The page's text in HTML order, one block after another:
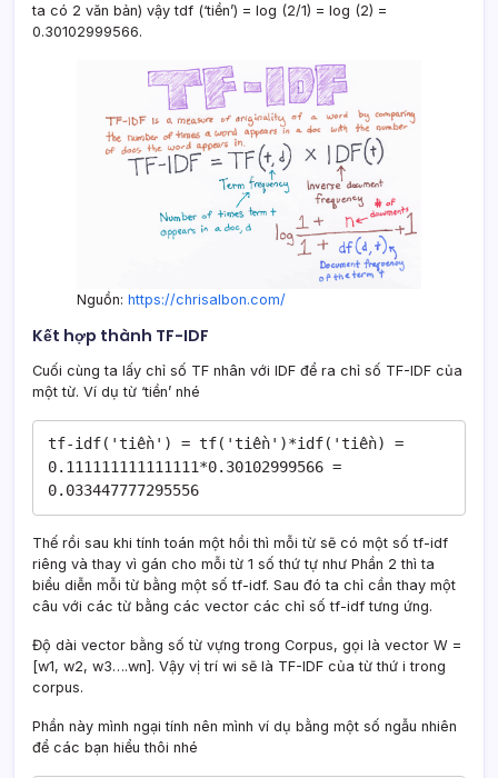
ta có 2 văn bản) vậy tdf (‘tiền’) = log (2/1) = log (2) =
0.30102999566.
Nguồn: https://chrisalbon.com/
Kết hợp thành TF-IDF
Cuối cùng ta lấy chỉ số TF nhân với IDF để ra chỉ số TF-IDF của
một từ. Ví dụ từ ‘tiền’ nhé
tf-idf('tiền') = tf('tiền')*idf('tiền) =
0.111111111111111*0.30102999566 =
0.033447777295556
Thế rồi sau khi tính toán một hồi thì mỗi từ sẽ có một số tf-idf
riêng và thay vì gán cho mỗi từ 1 số thứ tự như Phần 2 thì ta
biểu diễn mỗi từ bằng một số tf-idf. Sau đó ta chỉ cần thay một
câu với các từ bằng các vector các chỉ số tf-idf tưng ứng.
Độ dài vector bằng số từ vựng trong Corpus, gọi là vector W =
[w1, w2, w3….wn]. Vậy vị trí wi sẽ là TF-IDF của từ thứ i trong
corpus.
Phần này mình ngại tính nên mình ví dụ bằng một số ngẫu nhiên
để các bạn hiểu thôi nhé